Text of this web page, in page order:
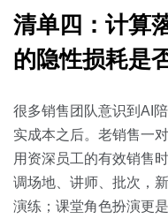
清单四：计算
的隐性损耗是
很多销售团队意识到AI
实成本之后。老销售一
用资深员工的有效销售
调场地、讲师、批次，
演练；课堂角色扮演更